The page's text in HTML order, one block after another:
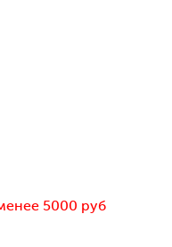
5000 руб